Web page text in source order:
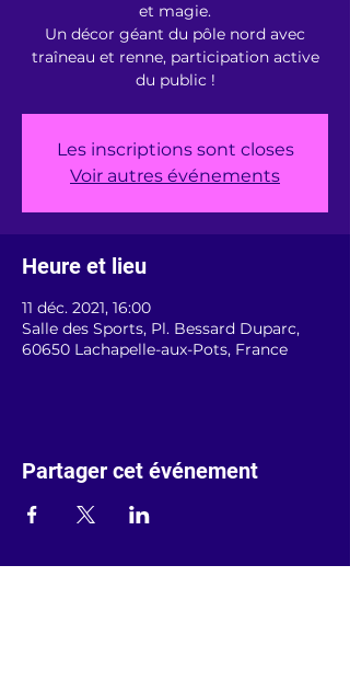
et magie.
Un décor géant du pôle nord avec
traîneau et renne, participation active
du public !
Les inscriptions sont closes
Voir autres événements
Heure et lieu
11 déc. 2021, 16:00
Salle des Sports, Pl. Bessard Duparc,
60650 Lachapelle-aux-Pots, France
Partager cet événement